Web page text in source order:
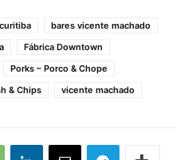
bares vicente machado
Fábrica Downtown
Porks – Porco & Chope
& Chips vicente machado